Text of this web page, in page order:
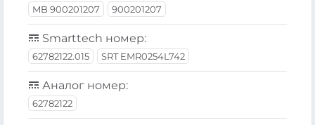
MB 900201207
900201207
Smarttech номер:
62782122.015 SRT EMR0254L742
Аналог номер:
62782122